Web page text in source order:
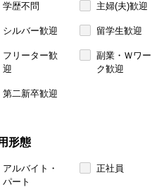
学歴不問 主婦(夫)歓迎
シルバー歓迎 留学生歓迎
フリーター歓
迎
副業・Ｗワー
ク歓迎
第二新卒歓迎
形態
アルバイト・
パート
正社員